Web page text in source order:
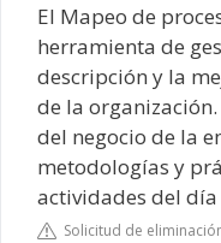
El Mapeo de
herramienta de
descripción y la
de la
del negocio de la
metodologías y
actividades del día
Solicitud de